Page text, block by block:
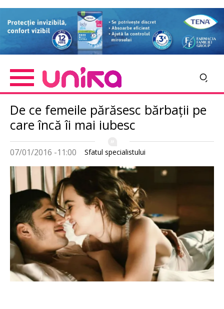
to
content
De ce femeile părăsesc bărbații pe
care încă îi mai iubesc
07/01/2016 -11:00 Sfatul specialistului
Imagine